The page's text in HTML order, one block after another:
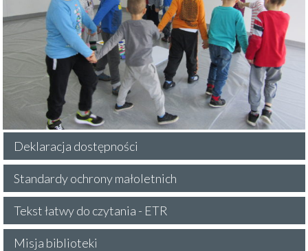
Deklaracja dostępności
Standardy ochrony małoletnich
Tekst łatwy do czytania - ETR
Misja biblioteki